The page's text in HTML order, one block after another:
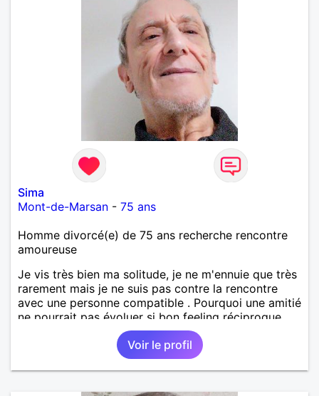
Sima
Mont-de-Marsan - 75 ans
Homme divorcé(e) de 75 ans recherche rencontre
amoureuse
Je vis très bien ma solitude, je ne m'ennuie que très
rarement mais je ne suis pas contre la rencontre
avec une personne compatible . Pourquoi une amitié
ne pourrait pas évoluer si bon feeling réciproque...
Je recherche de la proximité car je ne souhaite pas
vivre sous le même toit.Voir le profil